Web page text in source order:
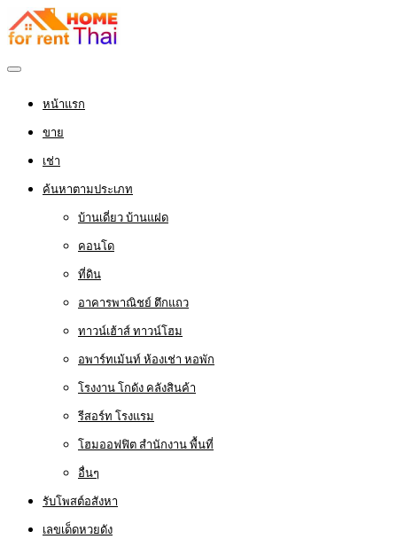
หน้าแรก
ขาย
เช่า
ค้นหาตามประเภท
บ้านเดี่ยว บ้านแฝด
คอนโด
ที่ดิน
อาคารพาณิชย์ ตึกแถว
ทาวน์เฮ้าส์ ทาวน์โฮม
อพาร์ทเม้นท์ ห้องเช่า หอพัก
โรงงาน โกดัง คลังสินค้า
รีสอร์ท โรงแรม
โฮมออฟฟิต สำนักงาน พื้นที่
อื่นๆ
รับโพสต์อสังหา
เลขเด็ดหวยดัง